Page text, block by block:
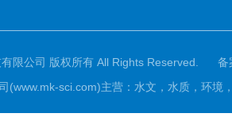
限公司 版权所有 All Rights Reserved.
备
(www.mk-sci.com)主营：水文，水质，环境